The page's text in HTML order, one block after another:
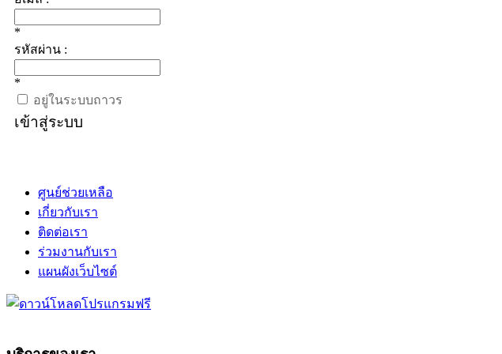
*
รหัสผ่าน :
*
อยู่ในระบบถาวร
เข้าสู่ระบบ
ศูนย์ช่วยเหลือ
เกี่ยวกับเรา
ติดต่อเรา
ร่วมงานกับเรา
แผนผังเว็บไซต์